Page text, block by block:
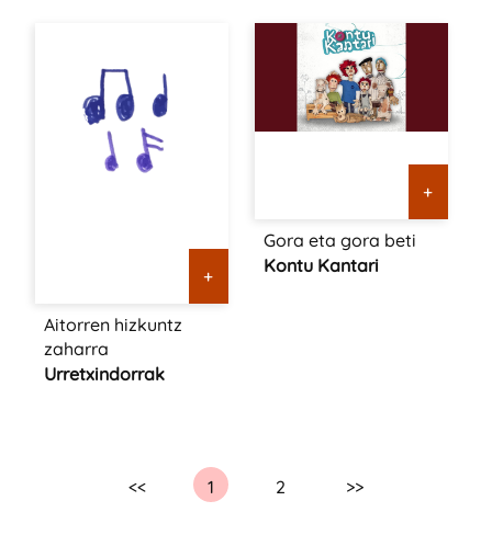
+
Aitorren hizkuntz
zaharra
Urretxindorrak
+
Gora eta gora beti
Kontu Kantari
<< 1 2 >>